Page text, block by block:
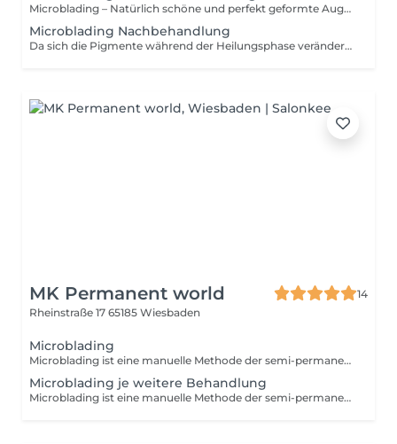
Microblading – Natürlich schöne und perfekt geformte Augenbrauen Dauerhaft schöne Augenbrauen mit natürlichem Ergebnis Augenbrauen verleihen dem Gesicht Ausdruck und Harmonie. Mit Microblading können lichte, ungleichmäßige oder kaum sichtbare Augenbrauen durch feinste, haarähnliche Pigmentierungen optisch verdichtet und neu geformt werden. Das Ergebnis sind natürlich wirkende Brauen, die perfekt zu deinem Gesicht passen. Für wen ist die Behandlung geeignet? Microblading eignet sich für Frauen und Männer, die: -dünne oder lückenhafte Augenbrauen haben. -ihre natürliche Brauenform optimieren möchten. -asymmetrische Augenbrauen ausgleichen möchten. -durch häufiges Zupfen oder altersbedingt an Brauendichte verloren haben. -sich morgens Zeit beim Schminken sparen möchten. -Wert auf ein natürliches und typgerechtes Ergebnis legen. Die Wirkung: Mit einer speziellen Microblading-Technik werden feine, haarähnliche Pigmentierungen präzise in die oberste Hautschicht eingearbeitet. Form, Farbe und Dichte werden individuell auf deine Gesichtsform, deinen Hauttyp und deine natürliche Haarfarbe abgestimmt. Das Ergebnis: -Natürlich wirkende, vollere Augenbrauen -Harmonische und typgerechte Brauenform -Ausgleich von Lücken und Asymmetrien -Mehr Ausdruck für das gesamte Gesicht -Lang anhaltendes Ergebnis mit natürlicher Optik -Weniger Aufwand beim täglichen Schminken Gut zu wissen: Vor jeder Behandlung nehmen wir uns Zeit für eine ausführliche Beratung und zeichnen deine neue Brauenform gemeinsam mit dir vor. Erst wenn Form und Farbe perfekt zu deinem Gesicht passen, beginnt die Behandlung.
Microblading Nachbehandlung
Da sich die Pigmente während der Heilungsphase verändern können, gehört eine Nachbehandlung nach etwa 4–8 Wochen in der Regel zum Behandlungskonzept. So können Farbe und Form bei Bedarf optimiert werden und das Ergebnis erhält seine gewünschte Perfektion. Unser Ziel ist es nicht, künstlich wirkende Augenbrauen zu schaffen, sondern deine natürliche Schönheit mit feinsten Härchen und einer individuell abgestimmten Form zu unterstreichen.
MK Permanent world
14
Rheinstraße 17 65185 Wiesbaden
Microblading
Microblading ist eine manuelle Methode der semi-permanenten Härchenzeichnung und die innovativste Art, seinen Augenbrauen eine vollere und perfektere Form zu verleihen. Bei der Behandlung werden mit Hilfe eines sog. Blades und speziellen Pigmentierungsfarben feinste Härchen in die oberste Hautschicht geritzt, die sich von den echten kaum unterscheiden. Am Behandlungstag werden die Augenbrauen zunächst anhand deiner individuellen Gesichtsmorphologie und mit Hilfe eines speziellen Zirkels nach dem goldenen Schnittpunkt (phi 1.618) vermessen um die optimale Form der Augenbrauen zu ermitteln. Die Vorzeichnung bildet die Grundlage der Pigmentierung
Microblading je weitere Behandlung
Microblading ist eine manuelle Methode der semi-permanenten Härchenzeichnung und die innovativste Art, seinen Augenbrauen eine vollere und perfektere Form zu verleihen. Bei der Behandlung werden mit Hilfe eines sog. Blades und speziellen Pigmentierungsfarben feinste Härchen in die oberste Hautschicht geritzt, die sich von den echten kaum unterscheiden. Am Behandlungstag werden die Augenbrauen zunächst anhand deiner individuellen Gesichtsmorphologie und mit Hilfe eines speziellen Zirkels nach dem goldenen Schnittpunkt (phi 1.618) vermessen um die optimale Form der Augenbrauen zu ermitteln. Die Vorzeichnung bildet die Grundlage der Pigmentierung